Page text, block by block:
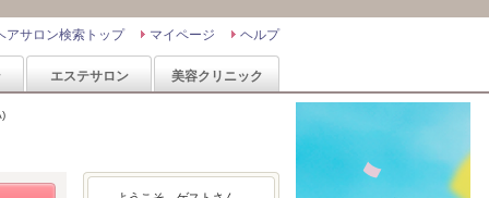
ヘルプ
マイページ
アサロン検索トップ
エステサロン 美容クリニック